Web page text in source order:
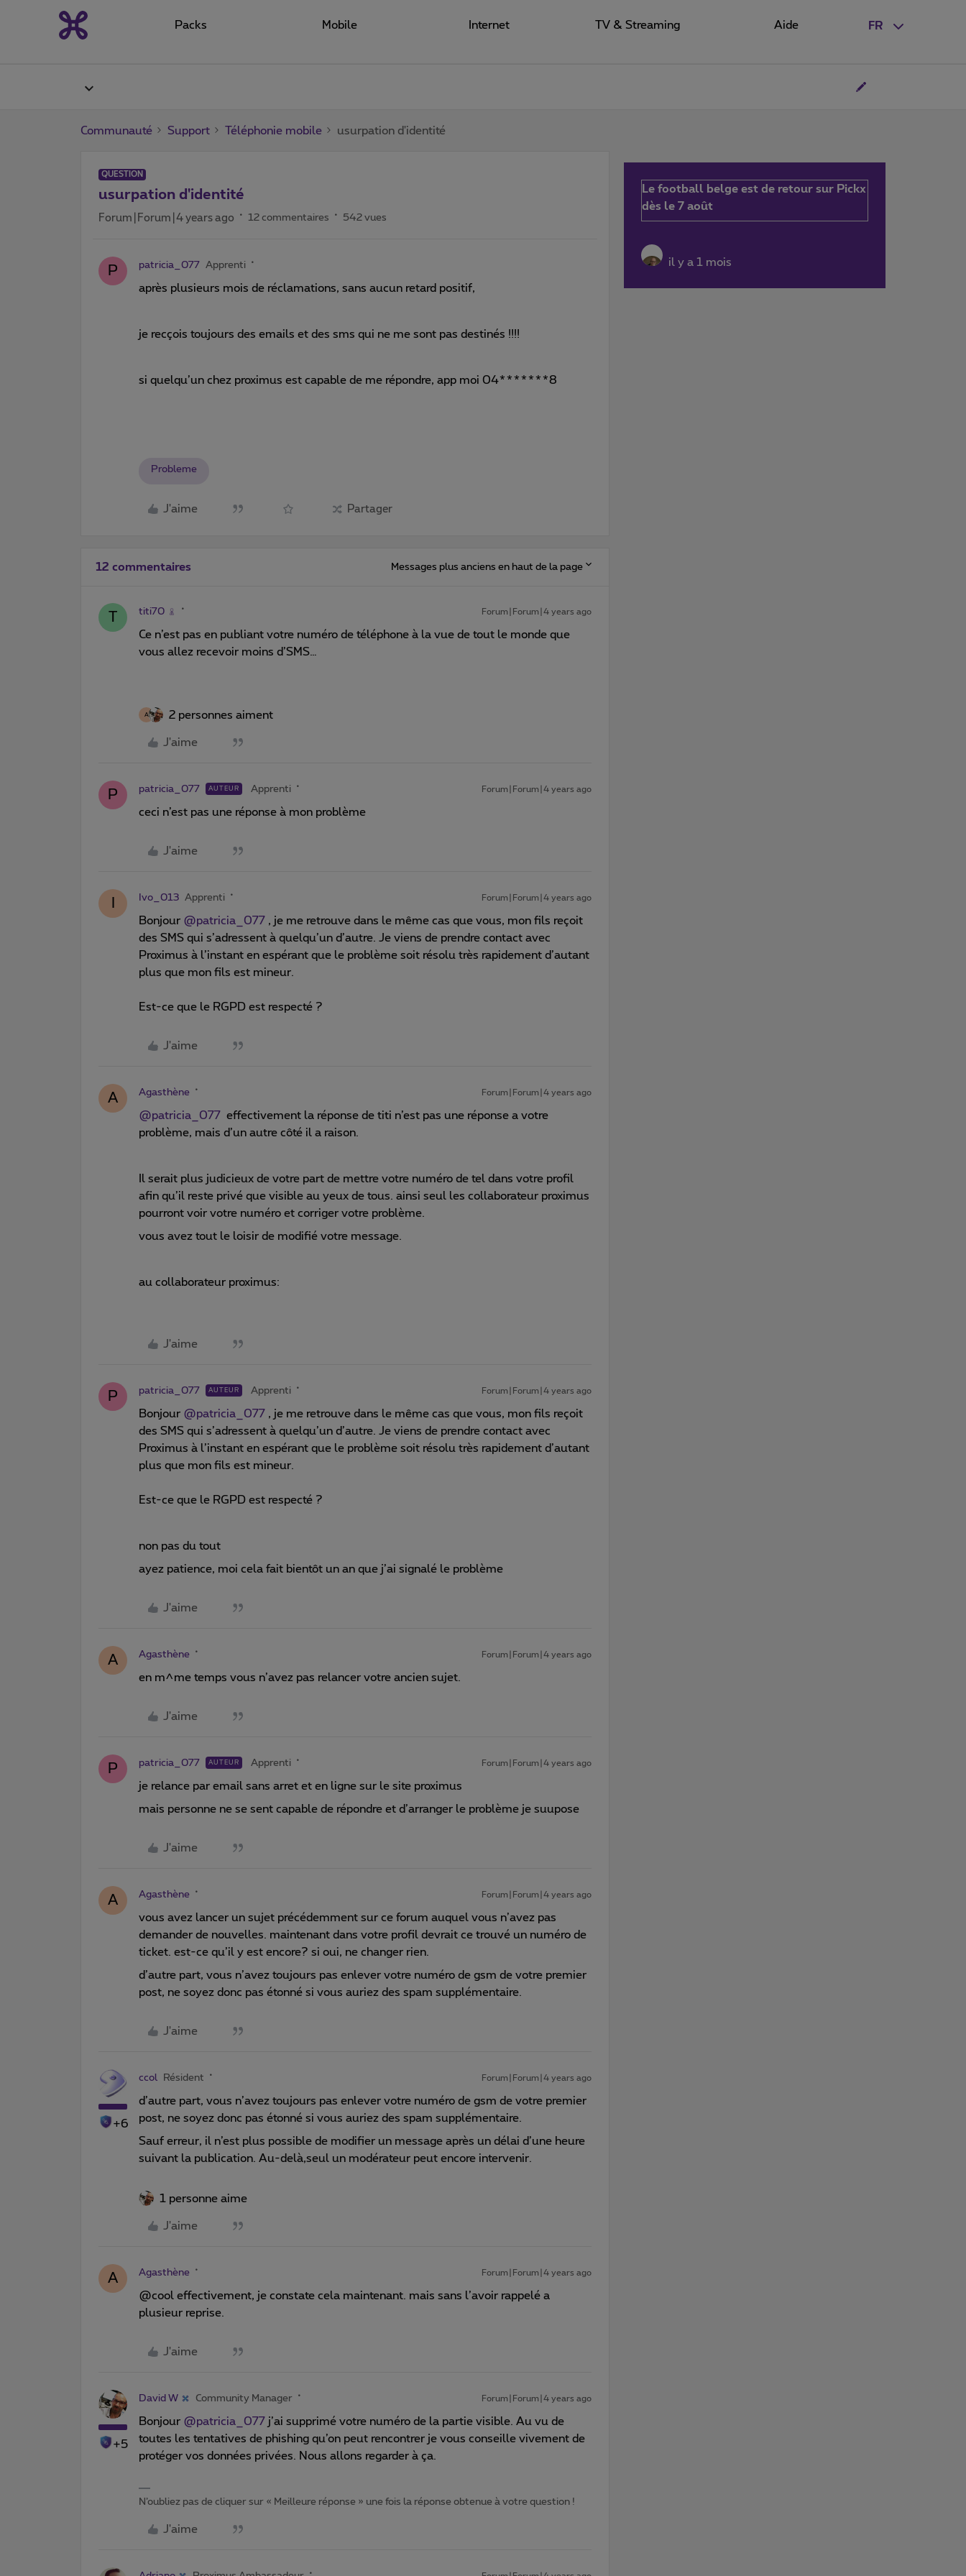
FR
Packs Mobile Internet TV & Streaming Aide
Communauté Support Téléphonie mobile usurpation d'identité
QUESTION
usurpation d'identité
Forum|Forum|4 years ago 12 commentaires 542 vues
P patricia_077 Apprenti
après plusieurs mois de réclamations, sans aucun retard positif,
je recçois toujours des emails et des sms qui ne me sont pas destinés !!!!
si quelqu’un chez proximus est capable de me répondre, app moi 04*******8
Probleme
J'aime Partager
12 commentaires Messages plus anciens en haut de la page
T titi70 Forum|Forum|4 years ago
Ce n’est pas en publiant votre numéro de téléphone à la vue de tout le monde que
vous allez recevoir moins d’SMS…
A 2 personnes aiment
J'aime
P patricia_077 AUTEUR Apprenti Forum|Forum|4 years ago
ceci n’est pas une réponse à mon problème
J'aime
Ivo_013 Apprenti Forum|Forum|4 years ago
Bonjour @patricia_077 , je me retrouve dans le même cas que vous, mon fils reçoit
des SMS qui s’adressent à quelqu’un d’autre. Je viens de prendre contact avec
Proximus à l’instant en espérant que le problème soit résolu très rapidement d’autant
plus que mon fils est mineur.
Est-ce que le RGPD est respecté ?
J'aime
A Agasthène Forum|Forum|4 years ago
@patricia_077 effectivement la réponse de titi n’est pas une réponse a votre
problème, mais d’un autre côté il a raison.
Il serait plus judicieux de votre part de mettre votre numéro de tel dans votre profil
afin qu’il reste privé que visible au yeux de tous. ainsi seul les collaborateur proximus
pourront voir votre numéro et corriger votre problème.
vous avez tout le loisir de modifié votre message.
au collaborateur proximus:
J'aime
P patricia_077 AUTEUR Apprenti Forum|Forum|4 years ago
Bonjour @patricia_077 , je me retrouve dans le même cas que vous, mon fils reçoit
des SMS qui s’adressent à quelqu’un d’autre. Je viens de prendre contact avec
Proximus à l’instant en espérant que le problème soit résolu très rapidement d’autant
plus que mon fils est mineur.
Est-ce que le RGPD est respecté ?
non pas du tout
ayez patience, moi cela fait bientôt un an que j’ai signalé le problème
J'aime
A Agasthène Forum|Forum|4 years ago
en m^me temps vous n’avez pas relancer votre ancien sujet.
J'aime
P patricia_077 AUTEUR Apprenti Forum|Forum|4 years ago
je relance par email sans arret et en ligne sur le site proximus
mais personne ne se sent capable de répondre et d’arranger le problème je suupose
J'aime
A Agasthène Forum|Forum|4 years ago
vous avez lancer un sujet précédemment sur ce forum auquel vous n’avez pas
demander de nouvelles. maintenant dans votre profil devrait ce trouvé un numéro de
ticket. est-ce qu’il y est encore? si oui, ne changer rien.
d’autre part, vous n’avez toujours pas enlever votre numéro de gsm de votre premier
post, ne soyez donc pas étonné si vous auriez des spam supplémentaire.
J'aime
+6
ccol Résident Forum|Forum|4 years ago
d’autre part, vous n’avez toujours pas enlever votre numéro de gsm de votre premier
post, ne soyez donc pas étonné si vous auriez des spam supplémentaire.
Sauf erreur, il n’est plus possible de modifier un message après un délai d’une heure
suivant la publication. Au-delà,seul un modérateur peut encore intervenir.
1 personne aime
J'aime
A Agasthène Forum|Forum|4 years ago
@cool effectivement, je constate cela maintenant. mais sans l’avoir rappelé a
plusieur reprise.
J'aime
+5
David W Community Manager Forum|Forum|4 years ago
Bonjour @patricia_077 j’ai supprimé votre numéro de la partie visible. Au vu de
toutes les tentatives de phishing qu’on peut rencontrer je vous conseille vivement de
protéger vos données privées. Nous allons regarder à ça.
N’oubliez pas de cliquer sur « Meilleure réponse » une fois la réponse obtenue à votre question !
J'aime
Le football belge est de retour sur Pickx
dès le 7 août
il y a 1 mois